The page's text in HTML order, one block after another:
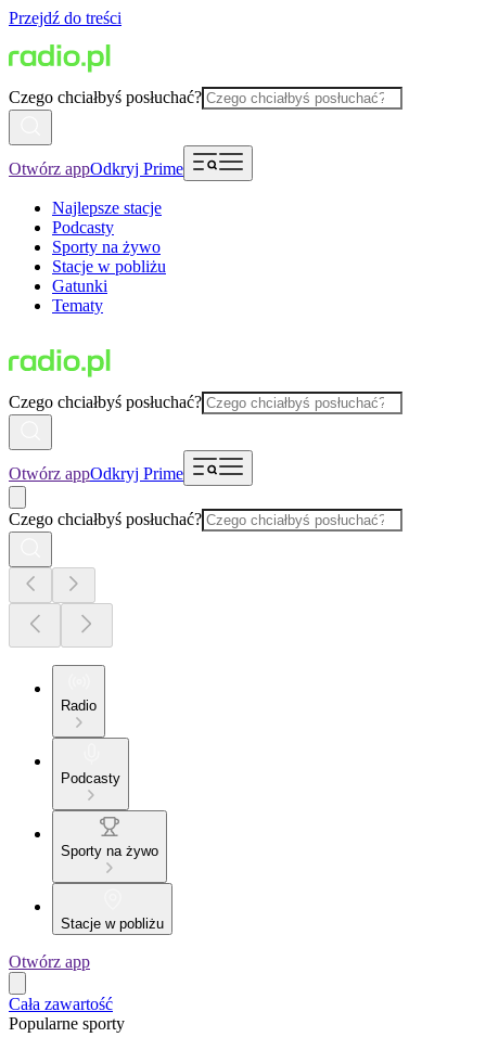
Przejdź do treści
Czego chciałbyś posłuchać?
Otwórz appOdkryj Prime
Najlepsze stacje
Podcasty
Sporty na żywo
Stacje w pobliżu
Gatunki
Tematy
Czego chciałbyś posłuchać?
Otwórz appOdkryj Prime
Czego chciałbyś posłuchać?
Radio
Podcasty
Sporty na żywo
Stacje w pobliżu
Otwórz app
Cała zawartość
Popularne sporty